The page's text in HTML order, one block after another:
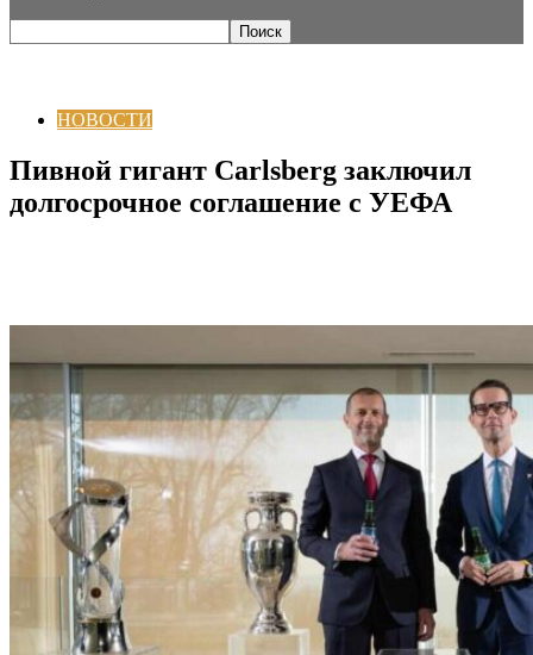
НОВОСТИ
Пивной гигант Carlsberg заключил
долгосрочное соглашение с УЕФА